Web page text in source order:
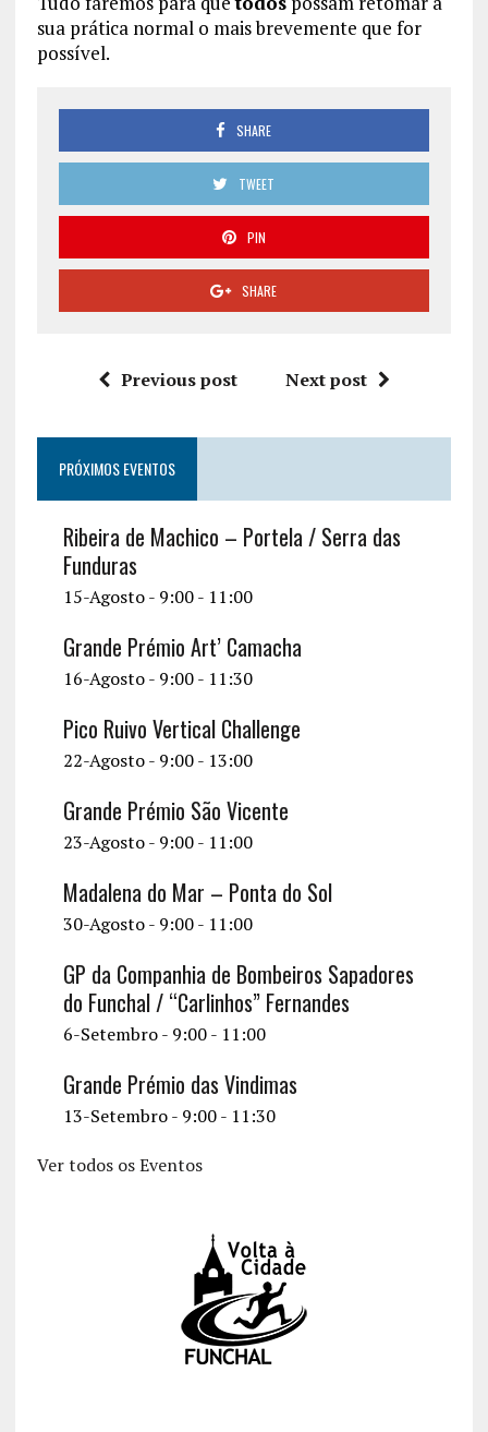
sua prática normal o mais brevemente que for
possível.
SHARE
TWEET
PIN
SHARE
Previous post Next post
PRÓXIMOS EVENTOS
Ribeira de Machico – Portela / Serra das
Funduras
15-Agosto - 9:00- 11:00
Grande Prémio Art’ Camacha
16-Agosto - 9:00- 11:30
Pico Ruivo Vertical Challenge
22-Agosto - 9:00- 13:00
Grande Prémio São Vicente
23-Agosto - 9:00- 11:00
Madalena do Mar – Ponta do Sol
30-Agosto - 9:00- 11:00
GP da Companhia de Bombeiros Sapadores
do Funchal / “Carlinhos” Fernandes
6-Setembro - 9:00- 11:00
Grande Prémio das Vindimas
13-Setembro - 9:00- 11:30
Ver todos os Eventos